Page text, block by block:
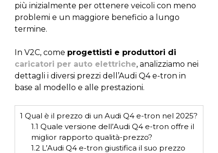
più inizialmente per ottenere veicoli con meno
problemi e un maggiore beneficio a lungo
termine.
In V2C, come progettisti e produttori di
caricatori per auto elettriche, analizziamo nei
dettagli i diversi prezzi dell’Audi Q4 e-tron in
base al modello e alle prestazioni.
1 Qual è il prezzo di un Audi Q4 e-tron nel 2025?
1.1 Quale versione dell’Audi Q4 e-tron offre il
miglior rapporto qualità-prezzo?
1.2L’Audi Q4 e-tron giustifica il suo prezzo